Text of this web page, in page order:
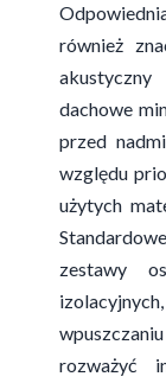
również
dachowe
przed
względu
użytych
zestawy
rozważyć